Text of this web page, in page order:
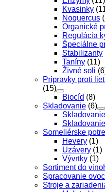
Kvasinky
Noquercus
Organické
Regulácia
Špeciálne
Stabilizanty
Taníny (11)
Źivné soli
Pripravky proti
(15)
Biocíd (8)
Skladovanie (6)
Someliérske
Hevery (1)
Uzávery (1)
Vývrtky (1)
Sortiment do
Spracovanie
Stroje a